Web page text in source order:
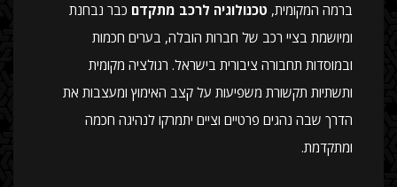
ברמה המקומית, טכנולוגיה לרכב מתקדם כבר נבחנת
ומיושמת בציי רכב של חברות הובלה, בערים חכמות
ובמוסדות תחבורה ציבורית בישראל. רגולציה מקומית
ותשתיות תקשורת משפיעות על קצב האימוץ ומעצבות את
הדרך שבה נהגים פרטיים וציים יתמרקו לנהיגה חכמה
ומתקדמת.